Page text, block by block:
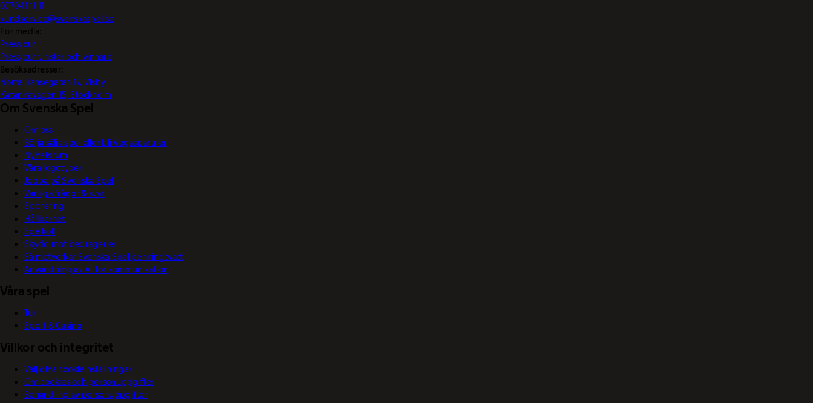
0770-11 11 11
kundservice@svenskaspel.se
För media:
Pressjour
Pressjour vinster och vinnare
Besöksadresser:
Norra Hansegatan 17, Visby
Katarinavägen 15, Stockholm
Om Svenska Spel
Om oss
Börja sälja spel eller bli Vegaspartner
Nyhetsrum
Våra logotyper
Jobba på Svenska Spel
Vanliga frågor & svar
Sponsring
Hållbarhet
Spelkoll
Skydd mot bedrägerier
Så motverkar Svenska Spel penningtvätt
Användning av AI för kommunikation
Våra spel
Tur
Sport & Casino
Villkor och integritet
Välj dina cookieinställningar
Om cookies och personuppgifter
Behandling av personuppgifter